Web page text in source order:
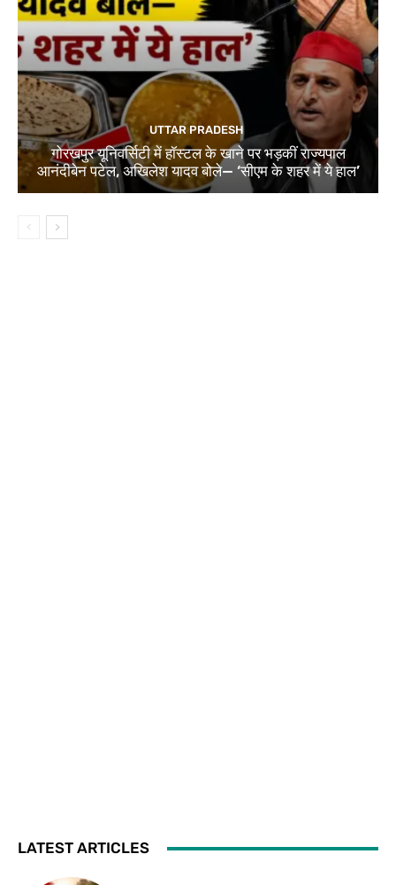
UTTAR PRADESH
गोरखपुर यूनिवर्सिटी में हॉस्टल के खाने पर भड़कीं राज्यपाल
आनंदीबेन पटेल, अखिलेश यादव बोले— ‘सीएम के शहर में ये हाल’
LATEST ARTICLES